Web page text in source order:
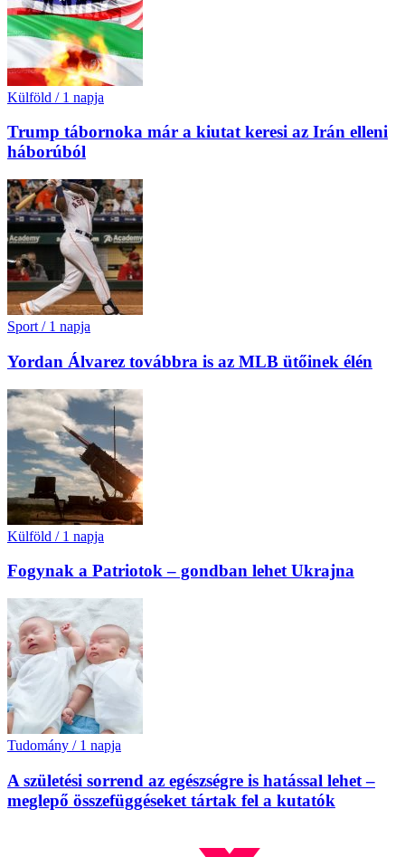
Külföld / 1 napja
Trump tábornoka már a kiutat keresi az Irán elleni
háborúból
Sport / 1 napja
Yordan Álvarez továbbra is az MLB ütőinek élén
Külföld / 1 napja
Fogynak a Patriotok – gondban lehet Ukrajna
Tudomány / 1 napja
A születési sorrend az egészségre is hatással lehet –
meglepő összefüggéseket tártak fel a kutatók